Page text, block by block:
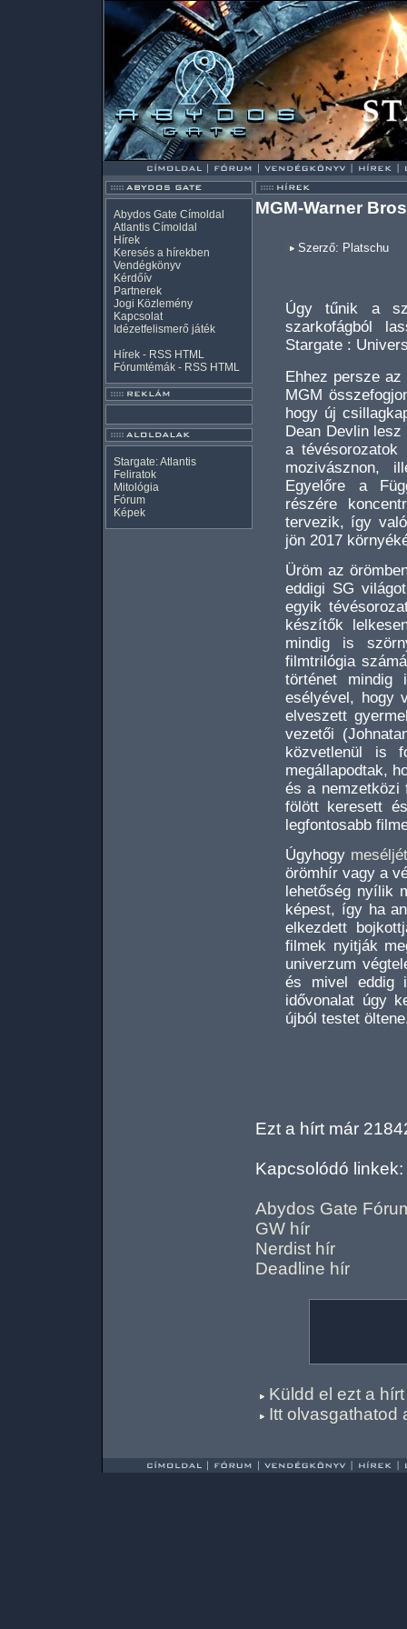
Abydos Gate Címoldal
Atlantis Címoldal
Hírek
Keresés a hírekben
Vendégkönyv
Kérdőív
Partnerek
Jogi Közlemény
Kapcsolat
Idézetfelismerő játék
Hírek - RSS HTML
Fórumtémák - RSS HTML
Stargate: Atlantis
Feliratok
Mitológia
Fórum
Képek
MGM-Warner
Szerző: Platschu
Úgy tűnik a
szarkofágból
Stargate :
Ehhez persze
MGM
hogy új
Dean Devlin
a
mozivásznon,
Egyelőre a
részére
tervezik, így
jön 2017
Üröm az
eddigi SG
egyik
készítők
mindig is
filmtrilógia
történet
esélyével, hogy
elveszett
vezetői
közvetlenül is
megállapodtak,
és a nemzetközi
fölött keresett
legfontosabb
Úgyhogy
örömhír vagy a
lehetőség nyílik
képest, így ha
elkezdett
filmek nyitják
univerzum
és mivel eddig
idővonalat úgy
újból testet
Ezt a hírt már
Kapcsolódó linkek:
Abydos Gate
GW hír
Nerdist hír
Deadline hír
Küldd el ezt a
Itt olvasgathatod